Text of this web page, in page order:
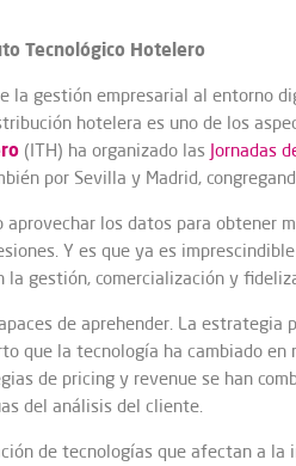
Tecnológico Hotelero
gestión empresarial al entorno
hotelera es uno de los
(ITH) ha organizado las Jornadas
por Sevilla y Madrid,
los datos para obtener
Y es que ya es
gestión, comercialización y
de aprehender. La
que la tecnología ha cambiado
de pricing y revenue se han
del análisis del cliente.
de tecnologías que afectan a la